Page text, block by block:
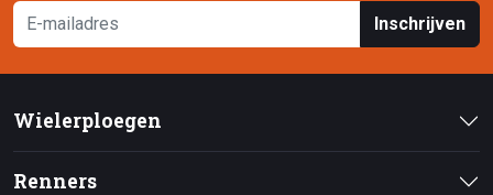
Inschrijven
Wielerploegen
Renners